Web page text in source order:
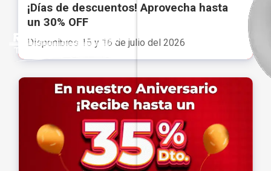
¡Días de descuentos! Aprovecha hasta
un 30% OFF
Disponibles 15 y 16 de julio del 2026